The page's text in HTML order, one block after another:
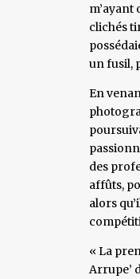
m’ayant
clichés
un fusil,
En
des
affûts,
alors
« La
Arrupe’